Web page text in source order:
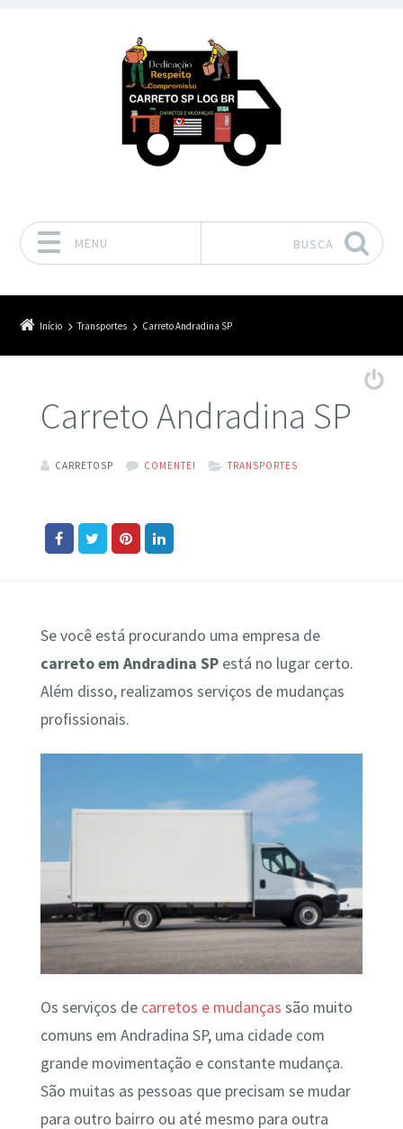
MENU BUSCA
Início Transportes Carreto Andradina SP
Carreto Andradina SP
CARRETOSP COMENTE! TRANSPORTES
Se você está procurando uma empresa de
carreto em Andradina SPestá no lugar certo.
Além disso, realizamos serviços de mudanças
profissionais.
Os serviços de carretos e mudanças são muito
comuns em Andradina SP, uma cidade com
grande movimentação e constante mudança.
São muitas as pessoas que precisam se mudar
para outro bairro ou até mesmo para outra